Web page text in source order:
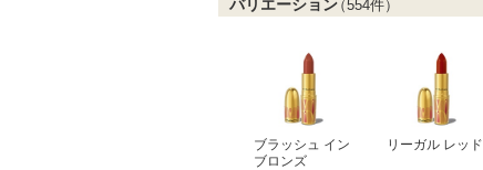
バリエーション（554件）
ブラッシュ イン
ブロンズ
リーガル レッド